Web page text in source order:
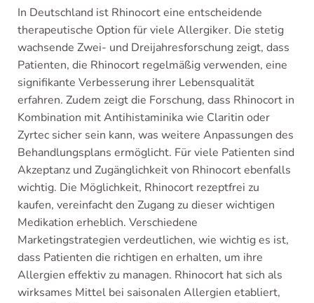
In Deutschland ist Rhinocort eine entscheidende
therapeutische Option für viele Allergiker. Die stetig
wachsende Zwei- und Dreijahresforschung zeigt, dass
Patienten, die Rhinocort regelmäßig verwenden, eine
signifikante Verbesserung ihrer Lebensqualität
erfahren. Zudem zeigt die Forschung, dass Rhinocort in
Kombination mit Antihistaminika wie Claritin oder
Zyrtec sicher sein kann, was weitere Anpassungen des
Behandlungsplans ermöglicht. Für viele Patienten sind
Akzeptanz und Zugänglichkeit von Rhinocort ebenfalls
wichtig. Die Möglichkeit, Rhinocort rezeptfrei zu
kaufen, vereinfacht den Zugang zu dieser wichtigen
Medikation erheblich. Verschiedene
Marketingstrategien verdeutlichen, wie wichtig es ist,
dass Patienten die richtigen en erhalten, um ihre
Allergien effektiv zu managen. Rhinocort hat sich als
wirksames Mittel bei saisonalen Allergien etabliert,